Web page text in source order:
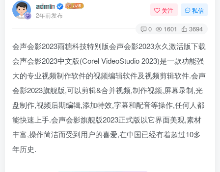
admin
2年前发布
关注 私信
0 1601 3694
会声会影2023雨糖科技特别版会声会影2023永久激活版下载
会声会影2023中文版(Corel VideoStudio 2023)是一款功能强
大的专业视频制作软件的视频编辑软件及视频剪辑软件.会声
会影2023旗舰版,可以剪辑&合并视频,制作视频,屏幕录制,光
盘制作,视频后期编辑,添加特效,字幕和配音等操作,任何人都
能快速上手.会声会影旗舰版2023正式版以它界面美观,素材
丰富,操作简洁而受到用户的喜爱,在中国已经有着超过10多
年历史.